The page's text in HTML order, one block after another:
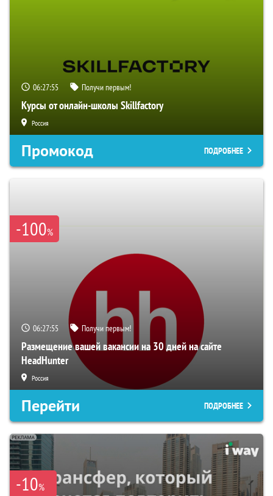
06:27:54 Получи первым!
Курсы от онлайн-школы Skillfactory
Россия
Промокод ПОДРОБНЕЕ
-100%
06:27:54 Получи первым!
Размещение вашей вакансии на 30 дней на сайте
HeadHunter
Россия
Перейти ПОДРОБНЕЕ
-10%